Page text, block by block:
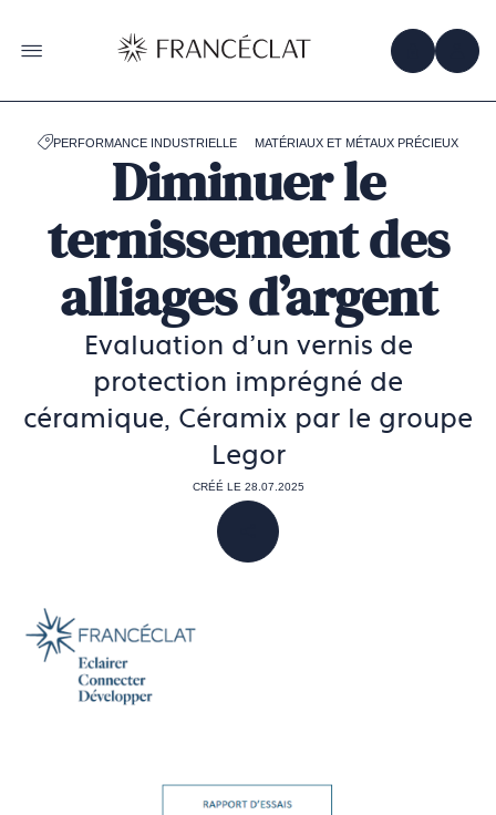
la
page
de
OBTENIR
PERFORMANCE INDUSTRIELLE MATÉRIAUX ET MÉTAUX PRÉCIEUX
Diminuer le
ternissement des
alliages d’argent
Evaluation d'un vernis de
protection imprégné de
céramique, Céramix par le groupe
Legor
CRÉÉ LE 28.07.2025
PARTAGER